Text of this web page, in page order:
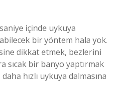
içinde uykuya
bir yöntem hala yok.
dikkat etmek, bezlerini
sıcak bir banyo yaptırmak
hızlı uykuya dalmasına